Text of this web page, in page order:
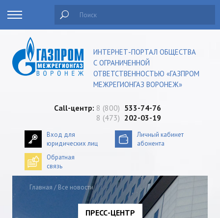
ИНТЕРНЕТ-ПОРТАЛ ОБЩЕСТВА
С ОГРАНИЧЕННОЙ
ОТВЕТСТВЕННОСТЬЮ «ГАЗПРОМ
МЕЖРЕГИОНГАЗ ВОРОНЕЖ»
Сall-центр: 8 (800) 533-74-76
8 (473) 202-03-19
Вход для
юридических лиц
Личный кабинет
абонента
Обратная
связь
Поиск
Главная / Все новости
ПРЕСС-ЦЕНТР